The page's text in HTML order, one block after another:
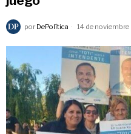
por DePolítica 14 de noviembre